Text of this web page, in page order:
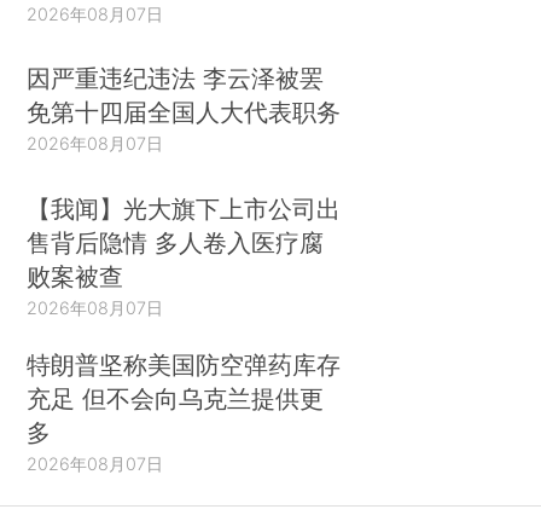
2026年08月07日
因严重违纪违法 李云泽被罢
免第十四届全国人大代表职务
2026年08月07日
【我闻】光大旗下上市公司出
售背后隐情 多人卷入医疗腐
败案被查
2026年08月07日
特朗普坚称美国防空弹药库存
充足 但不会向乌克兰提供更
多
2026年08月07日